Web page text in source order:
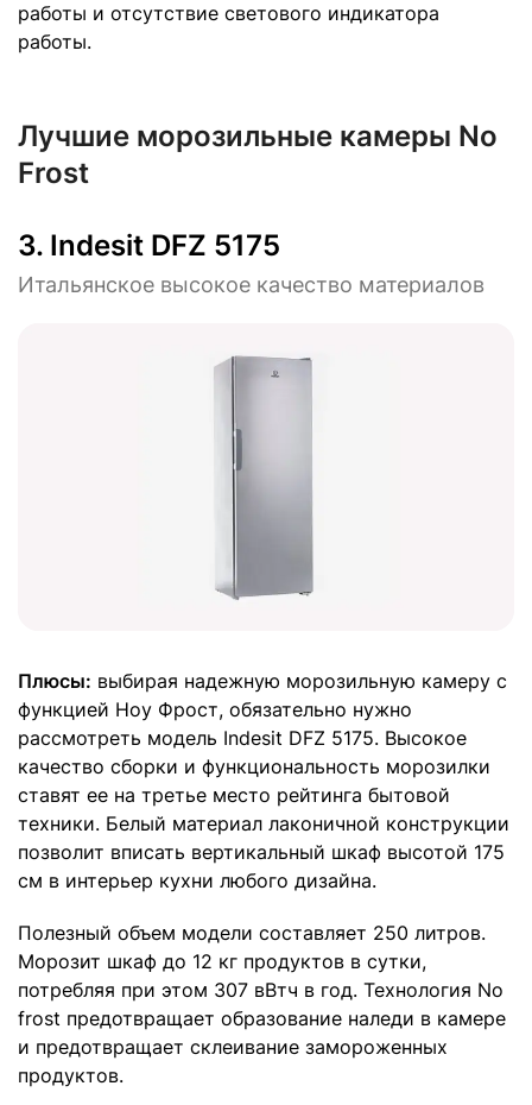
работы и отсутствие светового индикатора
работы.
Лучшие морозильные камеры No
Frost
3. Indesit DFZ 5175
Итальянское высокое качество материалов
Плюсы: выбирая надежную морозильную камеру с
функцией Ноу Фрост, обязательно нужно
рассмотреть модель Indesit DFZ 5175. Высокое
качество сборки и функциональность морозилки
ставят ее на третье место рейтинга бытовой
техники. Белый материал лаконичной конструкции
позволит вписать вертикальный шкаф высотой 175
см в интерьер кухни любого дизайна.
Полезный объем модели составляет 250 литров.
Морозит шкаф до 12 кг продуктов в сутки,
потребляя при этом 307 вВтч в год. Технология No
frost предотвращает образование наледи в камере
и предотвращает склеивание замороженных
продуктов.